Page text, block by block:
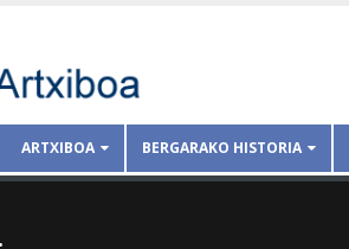
ARTXIBOA BERGARAKO HISTORIA